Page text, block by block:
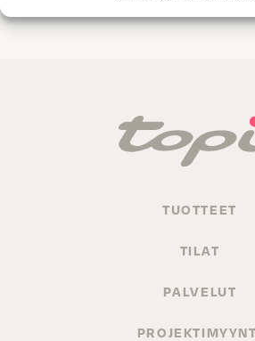
TUOTTEET
TILAT
PALVELUT